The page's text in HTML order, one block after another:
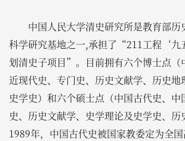
中国人民大学清史研究所是教育部历
科学研究基地之一,承担了“211工程‘
划清史子项目”。目前拥有六个博士点（
近现代史、专门史、历史文献学、历史地
史学史）和六个硕士点（中国古代史、中
史、历史文献学、史学理论及史学史、历
1989年，中国古代史被国家教委定为全